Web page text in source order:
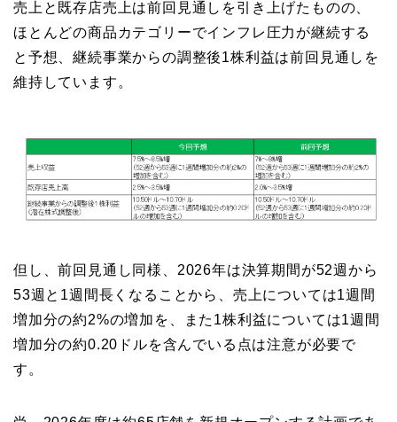
売上と既存店売上は前回見通しを引き上げたものの、
ほとんどの商品カテゴリーでインフレ圧力が継続する
と予想、継続事業からの調整後1株利益は前回見通しを
維持しています。
但し、前回見通し同様、2026年は決算期間が52週から
53週と1週間長くなることから、売上については1週間
増加分の約2%の増加を、また1株利益については1週間
増加分の約0.20ドルを含んでいる点は注意が必要で
す。